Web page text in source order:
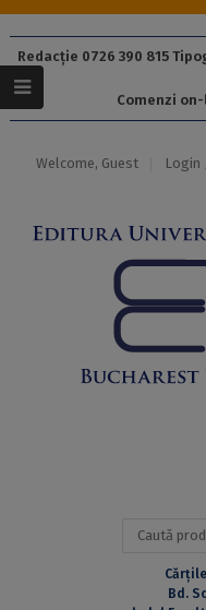
Redacție 0726 390 815
Comenzi on-
Welcome, Guest Login
Caută
Bd.